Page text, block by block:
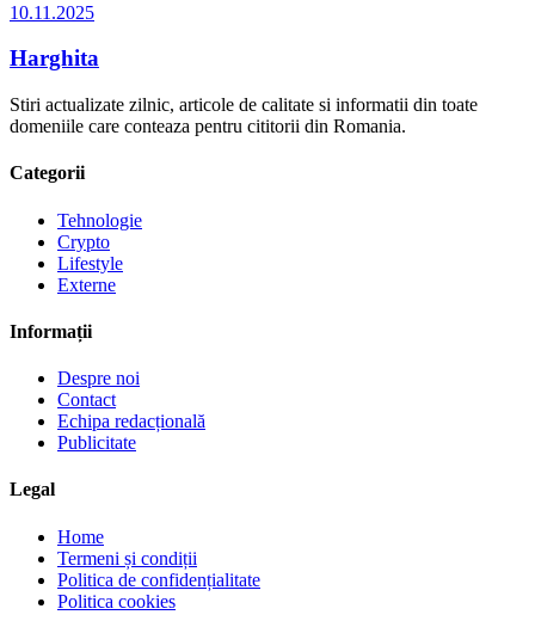
10.11.2025
Harghita
Stiri actualizate zilnic, articole de calitate si informatii din toate
domeniile care conteaza pentru cititorii din Romania.
Categorii
Tehnologie
Crypto
Lifestyle
Externe
Informații
Despre noi
Contact
Echipa redacțională
Publicitate
Legal
Home
Termeni și condiții
Politica de confidențialitate
Politica cookies